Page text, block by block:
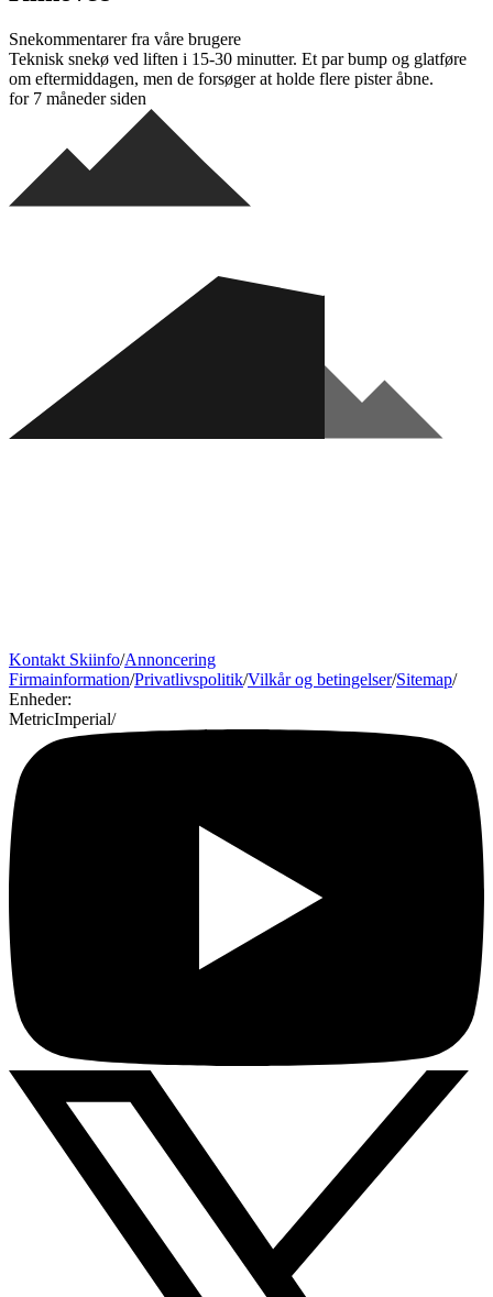
Snekommentarer fra våre brugere
Teknisk snekø ved liften i 15-30 minutter. Et par bump og glatføre
om eftermiddagen, men de forsøger at holde flere pister åbne.
for 7 måneder siden
Kontakt Skiinfo/Annoncering
Firmainformation/Privatlivspolitik/Vilkår og betingelser/Sitemap/
Enheder:
MetricImperial/